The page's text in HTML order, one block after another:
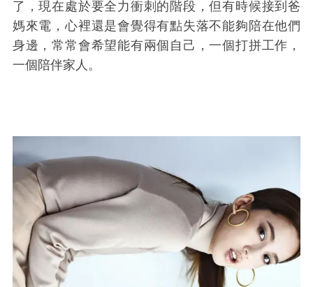
了，現在處於要全力衝刺的階段，但有時候接到爸
媽來電，心裡還是會覺得有點失落不能夠陪在他們
身邊，常常會希望能有兩個自己，一個打拼工作，
一個陪伴家人。